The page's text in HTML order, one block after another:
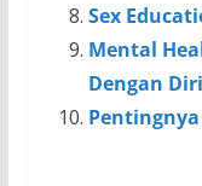
Sex
Mental
Dengan